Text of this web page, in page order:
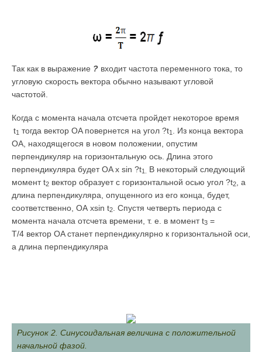
Так как в выражение ? входит частота переменного тока, то
угловую скорость вектора обычно называют угловой
частотой.
Когда с момента начала отсчета пройдет некоторое время
t1 тогда вектор OA повернется на угол ?t1
. Из конца вектора
OA, находящегося в новом положении, опустим
перпендикуляр на горизонтальную ось. Длина этого
перпендикуляра будет OA x sin ?t1. В некоторый следующий
момент t2 вектор образует с горизонтальной осью угол ?t2
, а
длина перпендикуляра, опущенного из его конца, будет,
соответственно, OA хsin t2
. Спустя четверть периода с
момента начала отсчета времени, т. е. в момент t3 =
T/4 вектор OA станет перпендикулярно к горизонтальной оси,
а длина перпендикуляра
Рисунок 2. Синусоидальная величина с положительной
начальной фазой.